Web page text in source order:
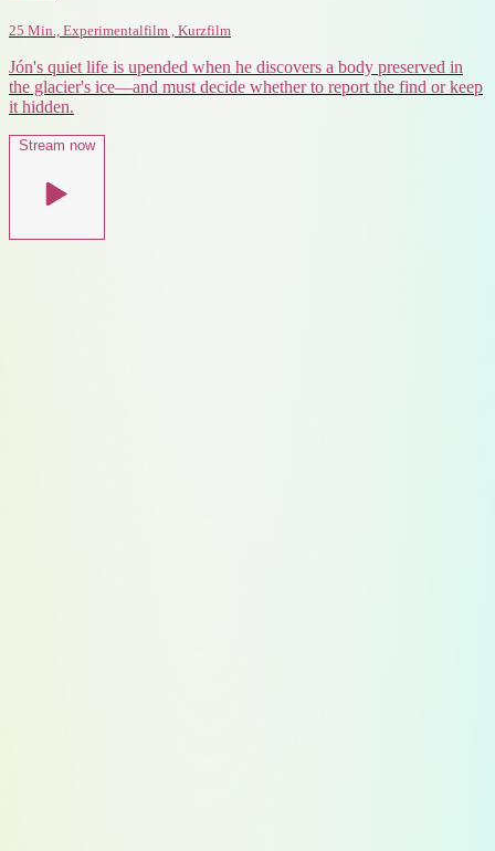
25 Min., Experimentalfilm , Kurzfilm
Jón's quiet life is upended when he discovers a body preserved in
the glacier's ice—and must decide whether to report the find or keep
it hidden.
Stream now